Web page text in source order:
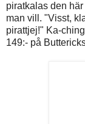
piratkalas den
man vill. "Visst,
pirattjej!" Ka-
149:- på